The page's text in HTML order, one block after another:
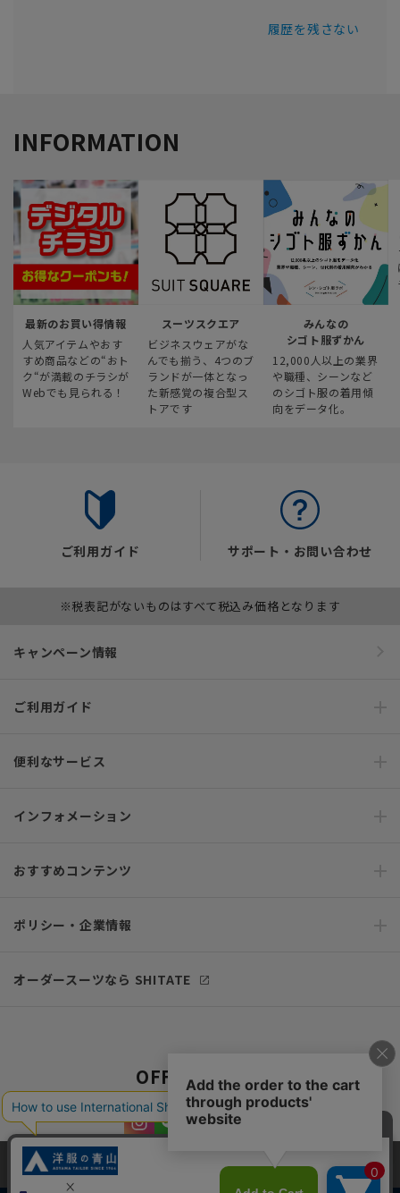
履歴を残さない
INFORMATION
最新のお買い得情報
人気アイテムやおす
すめ商品などの“おト
ク“が満載のチラシが
Webでも見られる！
スーツスクエア
ビジネスウェアがな
んでも揃う、4つのブ
ランドが一体となっ
た新感覚の複合型ス
トアです
みんなの
シゴト服ずかん
12,000人以上の業界
や職種、シーンなど
のシゴト服の着用傾
向をデータ化。
ご利用ガイド サポート・お問い合わせ
※税表記がないものはすべて税込み価格となります
キャンペーン情報
ご利用ガイド
便利なサービス
インフォメーション
おすすめコンテンツ
ポリシー・企業情報
オーダースーツなら SHITATE
OFFICIAL SNS
当サイトでは、快適な閲覧体験とコンテンツ改善のためにCookieを使用